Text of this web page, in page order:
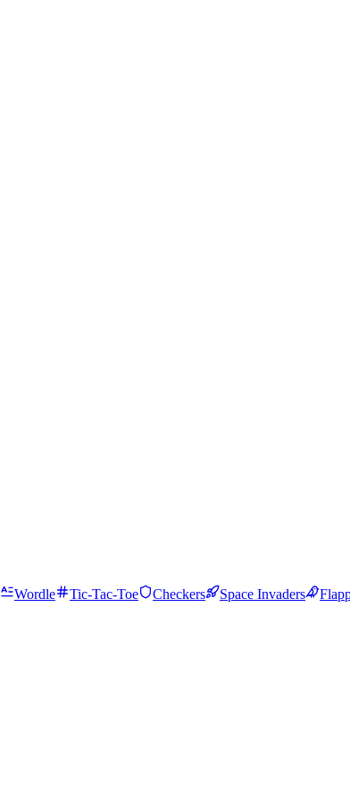
Wordle Tic-Tac-Toe Checkers Space Invaders